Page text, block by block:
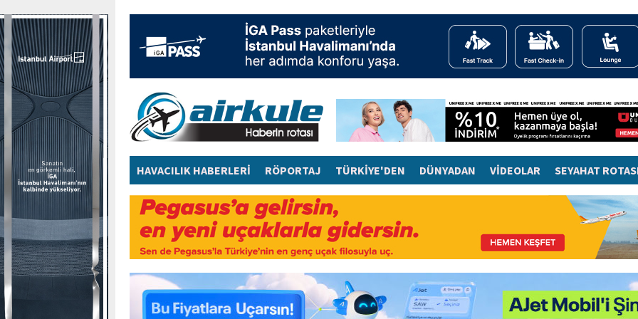
HAVACILIK HABERLERİ RÖPORTAJ TÜRKİYE'DEN DÜNYADAN VİDEOLAR SEYAHAT